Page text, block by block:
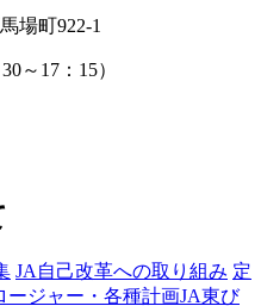
場町922-1
～17：15）
JA自己改革への取り組み 定
ージャー・各種計画JA東び